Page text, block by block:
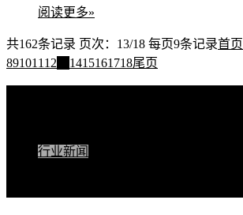
阅读更多»
共162条记录 页次：13/18 每页9条记录首页
891011 12 1415161718尾页
行业新闻